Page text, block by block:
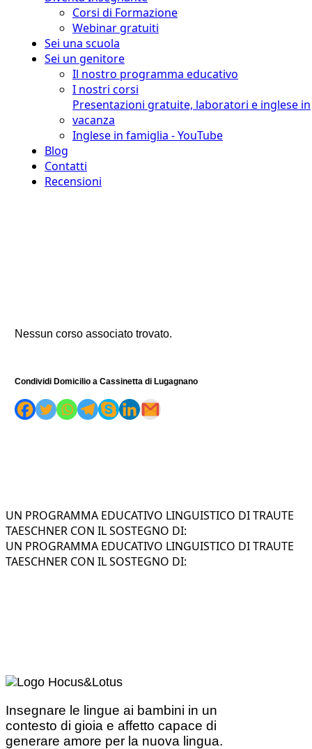
Corsi di Formazione
Webinar gratuiti
Sei una scuola
Sei un genitore
Il nostro programma educativo
I nostri corsi
Presentazioni gratuite, laboratori e inglese in
vacanza
Inglese in famiglia - YouTube
Blog
Contatti
Recensioni
Nessun corso associato trovato.
Condividi Domicilio a Cassinetta di Lugagnano
UN PROGRAMMA EDUCATIVO LINGUISTICO DI TRAUTE
TAESCHNER CON IL SOSTEGNO DI:
UN PROGRAMMA EDUCATIVO LINGUISTICO DI TRAUTE
TAESCHNER CON IL SOSTEGNO DI:
Insegnare le lingue ai bambini in un
contesto di gioia e affetto capace di
generare amore per la nuova lingua.